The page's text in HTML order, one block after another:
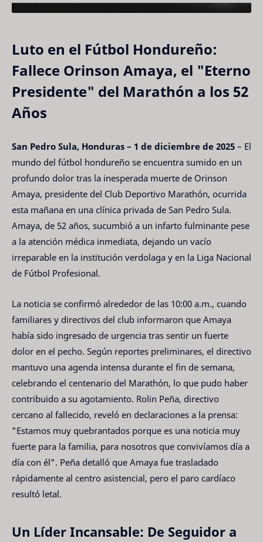
Luto en el Fútbol Hondureño:
Fallece Orinson Amaya, el "Eterno
Presidente" del Marathón a los 52
Años
San Pedro Sula, Honduras – 1 de diciembre de 2025 – El
mundo del fútbol hondureño se encuentra sumido en un
profundo dolor tras la inesperada muerte de Orinson
Amaya, presidente del Club Deportivo Marathón, ocurrida
esta mañana en una clínica privada de San Pedro Sula.
Amaya, de 52 años, sucumbió a un infarto fulminante pese
a la atención médica inmediata, dejando un vacío
irreparable en la institución verdolaga y en la Liga Nacional
de Fútbol Profesional.
La noticia se confirmó alrededor de las 10:00 a.m., cuando
familiares y directivos del club informaron que Amaya
había sido ingresado de urgencia tras sentir un fuerte
dolor en el pecho. Según reportes preliminares, el directivo
mantuvo una agenda intensa durante el fin de semana,
celebrando el centenario del Marathón, lo que pudo haber
contribuido a su agotamiento. Rolin Peña, directivo
cercano al fallecido, reveló en declaraciones a la prensa:
"Estamos muy quebrantados porque es una noticia muy
fuerte para la familia, para nosotros que convivíamos día a
día con él". Peña detalló que Amaya fue trasladado
rápidamente al centro asistencial, pero el paro cardíaco
resultó letal.
Un Líder Incansable: De Seguidor a